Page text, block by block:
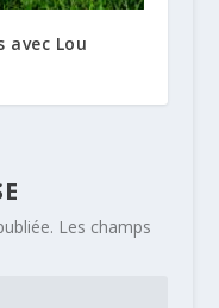
avec Lou
Les champs